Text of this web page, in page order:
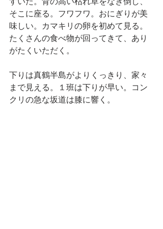
そこに座る。フワフワ。おにぎりが美
味しい。カマキリの卵を初めて見る。
たくさんの食べ物が回ってきて、あり
がたくいただく。
下りは真鶴半島がよりくっきり、家々
まで見える。１班は下りが早い。コン
クリの急な坂道は膝に響く。